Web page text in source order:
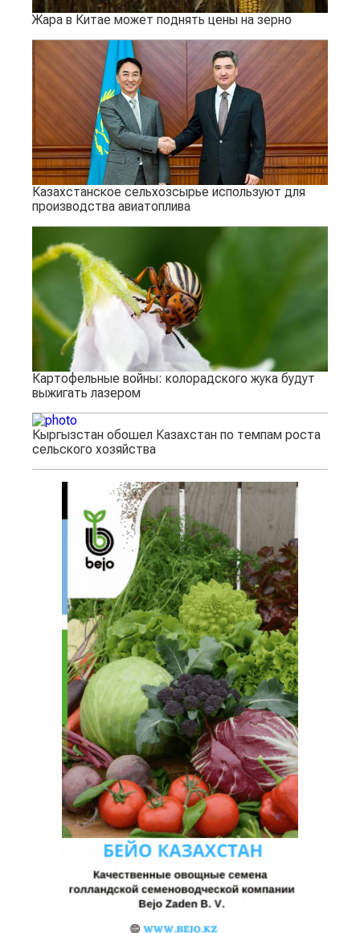
Жара в Китае может поднять цены на зерно
Казахстанское сельхозсырье используют для
производства авиатоплива
Картофельные войны: колорадского жука будут
выжигать лазером
Кыргызстан обошел Казахстан по темпам роста
сельского хозяйства